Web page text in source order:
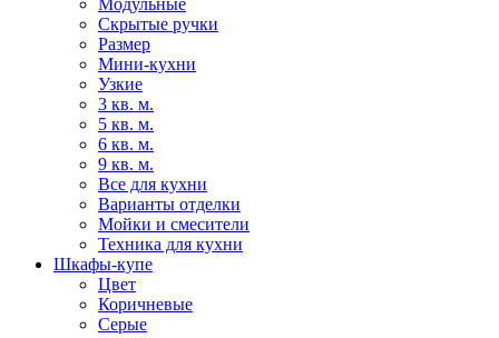
Модульные
Скрытые ручки
Размер
Мини-кухни
Узкие
3 кв. м.
5 кв. м.
6 кв. м.
9 кв. м.
Все для кухни
Варианты отделки
Мойки и смесители
Техника для кухни
Шкафы-купе
Цвет
Коричневые
Серые